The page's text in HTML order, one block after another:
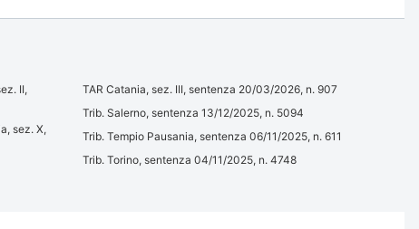
II,
sez. X,
TAR Catania, sez. III, sentenza 20/03/2026, n. 907
Trib. Salerno, sentenza 13/12/2025, n. 5094
Trib. Tempio Pausania, sentenza 06/11/2025, n. 611
Trib. Torino, sentenza 04/11/2025, n. 4748